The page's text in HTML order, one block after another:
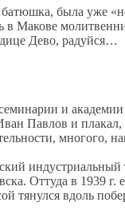
была уже
в Макове
Дево, радуйся…
и
Павлов и
многого,
Оттуда в 1939
тянулся вдоль